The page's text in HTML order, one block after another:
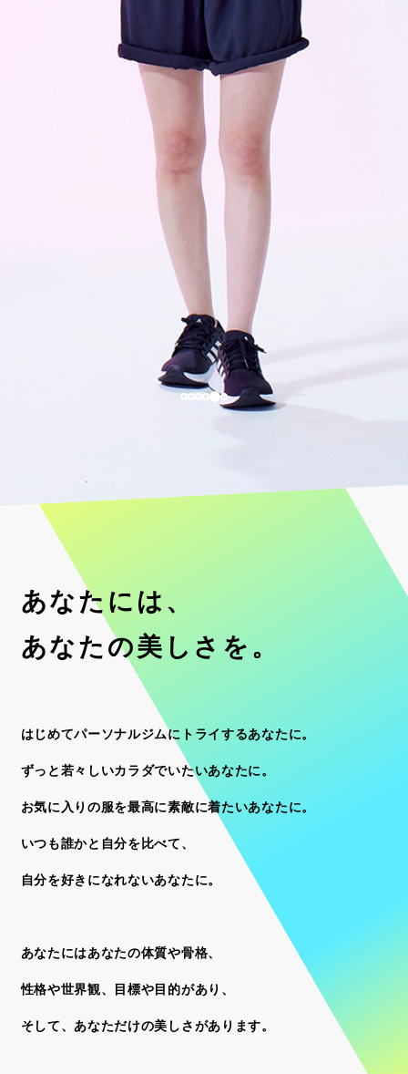
あなたには、
あなたの美しさを。
はじめてパーソナルジムにトライするあなたに。
ずっと若々しいカラダでいたいあなたに。
お気に入りの服を最高に素敵に着たいあなたに。
いつも誰かと自分を比べて、
自分を好きになれないあなたに。
あなたにはあなたの体質や骨格、
性格や世界観、目標や目的があり、
そして、あなただけの美しさがあります。